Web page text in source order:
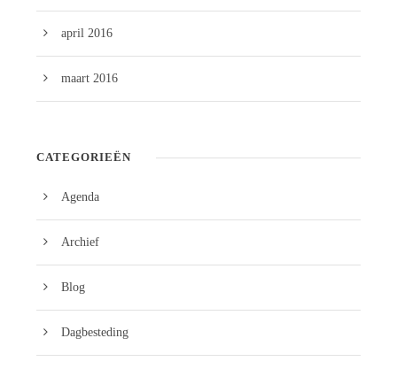
april 2016
maart 2016
CATEGORIEËN
Agenda
Archief
Blog
Dagbesteding